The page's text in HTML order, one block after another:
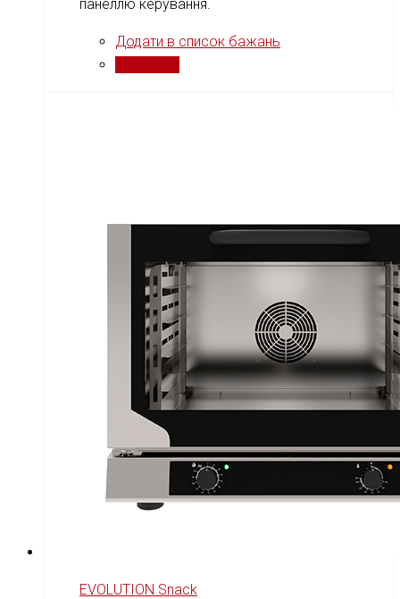
панеллю керування.
Додати в список бажань
EVOLUTION Snack